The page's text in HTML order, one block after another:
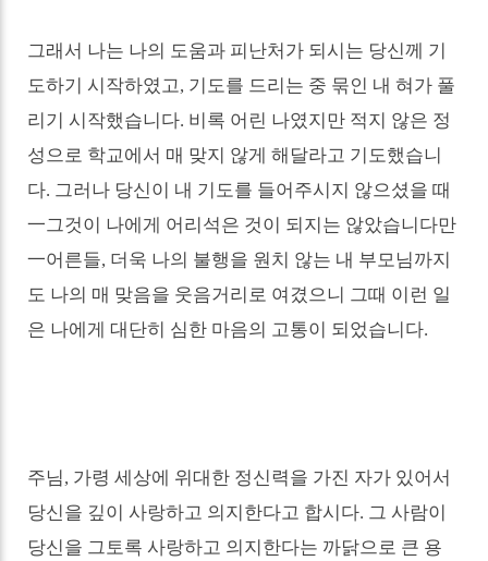
그래서 나는 나의 도움과 피난처가 되시는 당신께 기
도하기 시작하였고, 기도를 드리는 중 묶인 내 혀가 풀
리기 시작했습니다. 비록 어린 나였지만 적지 않은 정
성으로 학교에서 매 맞지 않게 해달라고 기도했습니
다. 그러나 당신이 내 기도를 들어주시지 않으셨을 때
一그것이 나에게 어리석은 것이 되지는 않았습니다만
一어른들, 더욱 나의 불행을 원치 않는 내 부모님까지
도 나의 매 맞음을 웃음거리로 여겼으니 그때 이런 일
은 나에게 대단히 심한 마음의 고통이 되었습니다.
주님, 가령 세상에 위대한 정신력을 가진 자가 있어서
당신을 깊이 사랑하고 의지한다고 합시다. 그 사람이
당신을 그토록 사랑하고 의지한다는 까닭으로 큰 용